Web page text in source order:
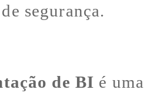
segurança.
de BI é uma